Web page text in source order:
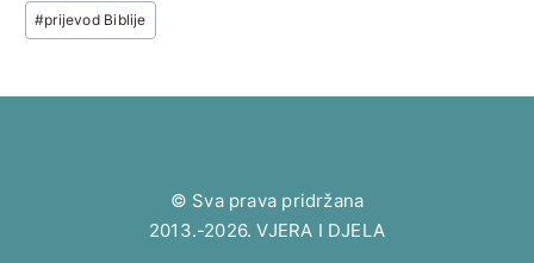
#prijevod Biblije
© Sva prava pridržana
2013.-2026. VJERA I DJELA